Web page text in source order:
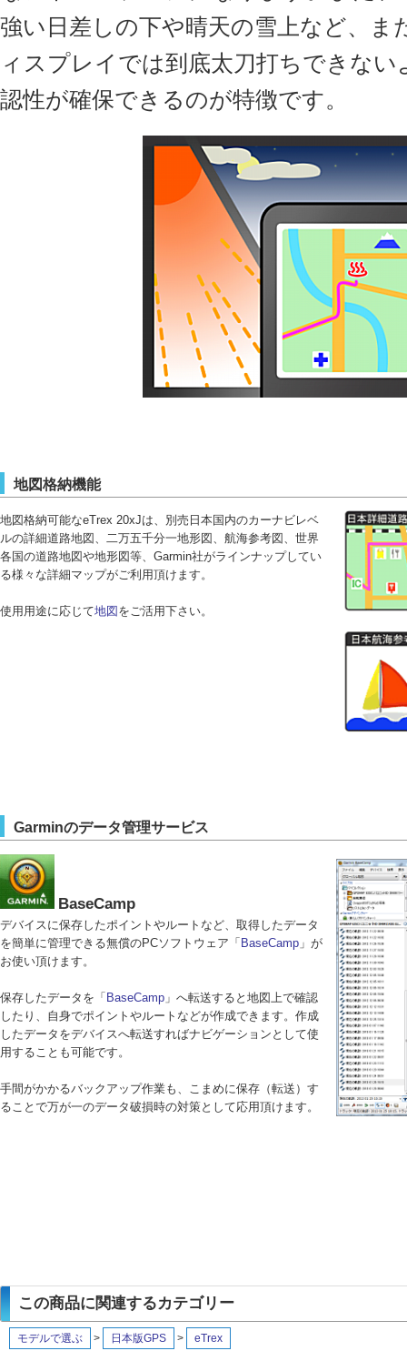
強い日差しの下や晴天の雪上など、ま
ィスプレイでは到底太刀打ちできな
認性が確保できるのが特徴です。
地図格納機能
地図格納可能なeTrex 20xJは、別売日本国内のカーナビレベ
ルの詳細道路地図、二万五千分一地形図、航海参考図、世界
各国の道路地図や地形図等、Garmin社がラインナップしてい
る様々な詳細マップがご利用頂けます。
使用用途に応じて地図 をご活用下さい。
Garminのデータ管理サービス
BaseCamp
デバイスに保存したポイントやルートなど、取得したデータ
を簡単に管理できる無償のPCソフトウェア「 BaseCamp 」が
お使い頂けます。
保存したデータを「 BaseCamp 」へ転送すると地図上で確認
したり、自身でポイントやルートなどが作成できます。作成
したデータをデバイスへ転送すればナビゲーションとして使
用することも可能です。
手間がかかるバックアップ作業も、こまめに保存（転送）す
ることで万が一のデータ破損時の対策として応用頂けます。
この商品に関連するカテゴリー
モデルで選ぶ > 日本版GPS > eTrex